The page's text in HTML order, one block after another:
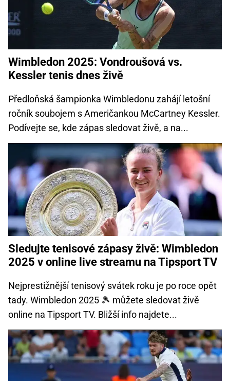
Wimbledon 2025: Vondroušová vs.
Kessler tenis dnes živě
Předloňská šampionka Wimbledonu zahájí letošní
ročník soubojem s Američankou McCartney Kessler.
Podívejte se, kde zápas sledovat živě, a na...
Sledujte tenisové zápasy živě: Wimbledon
2025 v online live streamu na Tipsport TV
Nejprestižnější tenisový svátek roku je po roce opět
tady. Wimbledon 2025 🎾 můžete sledovat živě
online na Tipsport TV. Bližší info najdete...